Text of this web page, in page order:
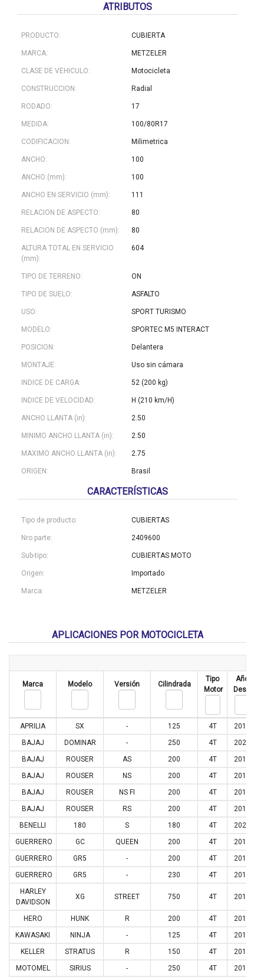
ATRIBUTOS
PRODUCTO: CUBIERTA
MARCA: METZELER
CLASE DE VEHICULO: Motocicleta
CONSTRUCCION: Radial
RODADO: 17
MEDIDA: 100/80R17
CODIFICACION: Milimetrica
ANCHO: 100
ANCHO (mm): 100
ANCHO EN SERVICIO (mm): 111
RELACION DE ASPECTO: 80
RELACION DE ASPECTO (mm): 80
ALTURA TOTAL EN SERVICIO
(mm):
604
TIPO DE TERRENO: ON
TIPO DE SUELO: ASFALTO
USO: SPORT TURISMO
MODELO: SPORTEC M5 INTERACT
POSICION: Delantera
MONTAJE: Uso sin cámara
INDICE DE CARGA: 52 (200 kg)
INDICE DE VELOCIDAD: H (210 km/H)
ANCHO LLANTA (in): 2.50
MINIMO ANCHO LLANTA (in): 2.50
MAXIMO ANCHO LLANTA (in): 2.75
ORIGEN: Brasil
CARACTERÍSTICAS
Tipo de producto: CUBIERTAS
Nro parte: 2409600
Sub-tipo: CUBIERTAS MOTO
Origen: Importado
Marca: METZELER
APLICACIONES POR MOTOCICLETA
Marca Modelo Versión Cilindrada
Tipo
Motor
Año
Desde
APRILIA SX - 125 4T 2017
BAJAJ
DOMINAR - 250 4T 2021
BAJAJ
ROUSER AS 200 4T 2013
BAJAJ
ROUSER NS 200 4T 2012
BAJAJ
ROUSER NS FI 200 4T 2018
BAJAJ
ROUSER RS 200 4T 2015
BENELLI
180 S 180 4T 2020
GUERRERO
GC QUEEN 200 4T 2015
GUERRERO
GR5 - 200 4T 2015
GUERRERO
GR5 - 230 4T 2015
HARLEY
DAVIDSON
XG STREET 750 4T 2016
HERO HUNK R 200 4T 2019
KAWASAKI
NINJA - 125 4T 2019
KELLER
STRATUS R 150 4T 2017
MOTOMEL
SIRIUS - 250 4T 2014